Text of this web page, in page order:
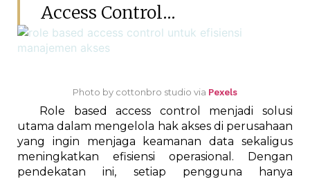
Access Control...
Photo by cottonbro studio via Pexels
Role based access control menjadi solusi
utama dalam mengelola hak akses di perusahaan
yang ingin menjaga keamanan data sekaligus
meningkatkan efisiensi operasional. Dengan
pendekatan ini, setiap pengguna hanya